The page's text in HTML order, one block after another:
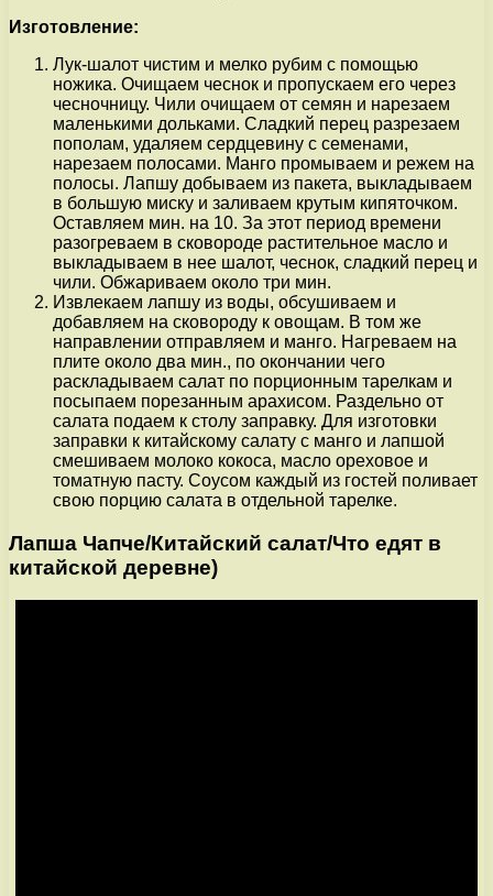
Изготовление:
Лук-шалот чистим и мелко рубим с помощью
ножика. Очищаем чеснок и пропускаем его через
чесночницу. Чили очищаем от семян и нарезаем
маленькими дольками. Сладкий перец разрезаем
пополам, удаляем сердцевину с семенами,
нарезаем полосами. Манго промываем и режем на
полосы. Лапшу добываем из пакета, выкладываем
в большую миску и заливаем крутым кипяточком.
Оставляем мин. на 10. За этот период времени
разогреваем в сковороде растительное масло и
выкладываем в нее шалот, чеснок, сладкий перец и
чили. Обжариваем около три мин.
Извлекаем лапшу из воды, обсушиваем и
добавляем на сковороду к овощам. В том же
направлении отправляем и манго. Нагреваем на
плите около два мин., по окончании чего
раскладываем салат по порционным тарелкам и
посыпаем порезанным арахисом. Раздельно от
салата подаем к столу заправку. Для изготовки
заправки к китайскому салату с манго и лапшой
смешиваем молоко кокоса, масло ореховое и
томатную пасту. Соусом каждый из гостей поливает
свою порцию салата в отдельной тарелке.
Лапша Чапче/Китайский салат/Что едят в
китайской деревне)